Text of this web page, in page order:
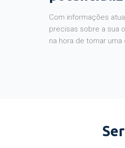
Com informações
precisas sobre a sua
na hora de tomar